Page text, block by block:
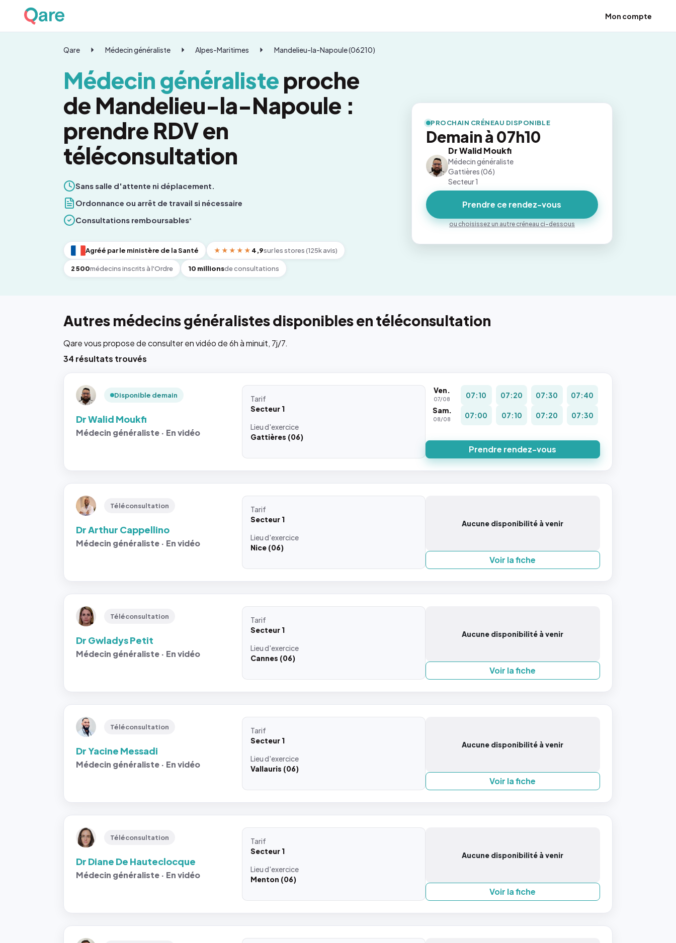
Mon compte
Qare Médecin généraliste Alpes-Maritimes Mandelieu-la-Napoule (06210)
Médecin généralisteproche
de Mandelieu-la-Napoule :
prendre RDV en
téléconsultation
Sans salle d'attente ni déplacement.
Ordonnance ou arrêt de travail si nécessaire
Consultations remboursables*
Agréé par le ministère de la Santé ★★★★★ 4,9sur les stores (125k avis)
2 500médecins inscrits à l'Ordre 10 millionsde consultations
PROCHAIN CRÉNEAU DISPONIBLE
Demain à 07h10
Dr Walid Moukfi
Médecin généraliste
Gattières (06)
Secteur 1
Prendre ce rendez-vous
ou choisissez un autre créneau ci-dessous
Autres médecins généralistes disponibles en téléconsultation
Qare vous propose de consulter en vidéo de 6h à minuit, 7j/7.
34 résultats trouvés
Disponible demain
Dr Walid Moukfi
Médecin généraliste · En vidéo
Tarif
Secteur 1
Lieud'exercice
Gattières (06)
Ven.
07/08 07:10 07:20 07:30
07:40
Sam.
08/08 07:00 07:10 07:20 07:30
Prendre rendez-vous
Téléconsultation
Dr Arthur Cappellino
Médecin généraliste · En vidéo
Tarif
Secteur 1
Lieud'exercice
Nice (06)
Aucune disponibilité à venir
Voir la fiche
Téléconsultation
Dr Gwladys Petit
Médecin généraliste · En vidéo
Tarif
Secteur 1
Lieud'exercice
Cannes (06)
Aucune disponibilité à venir
Voir la fiche
Téléconsultation
Dr Yacine Messadi
Médecin généraliste · En vidéo
Tarif
Secteur 1
Lieud'exercice
Vallauris (06)
Aucune disponibilité à venir
Voir la fiche
Téléconsultation
Dr Diane De Hauteclocque
Médecin généraliste · En vidéo
Tarif
Secteur 1
Lieud'exercice
Menton (06)
Aucune disponibilité à venir
Voir la fiche